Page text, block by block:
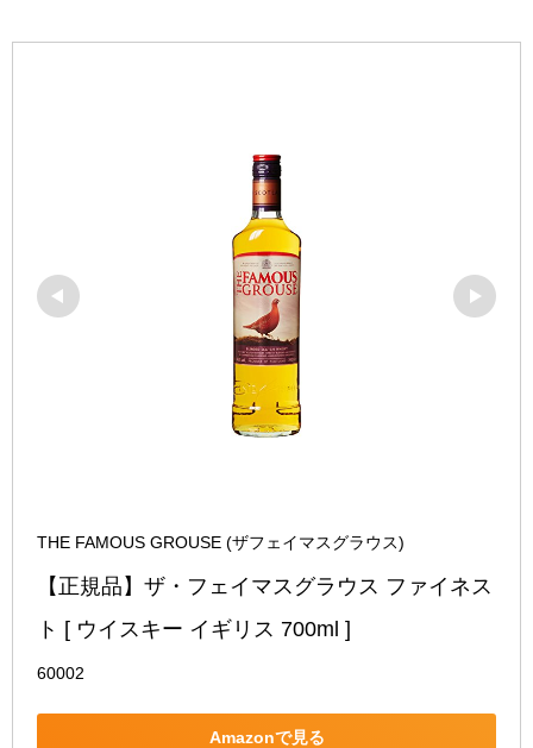
THE FAMOUS GROUSE (ザフェイマスグラウス)
【正規品】ザ・フェイマスグラウス ファイネス
ト [ ウイスキー イギリス 700ml ]
60002
Amazonで見る